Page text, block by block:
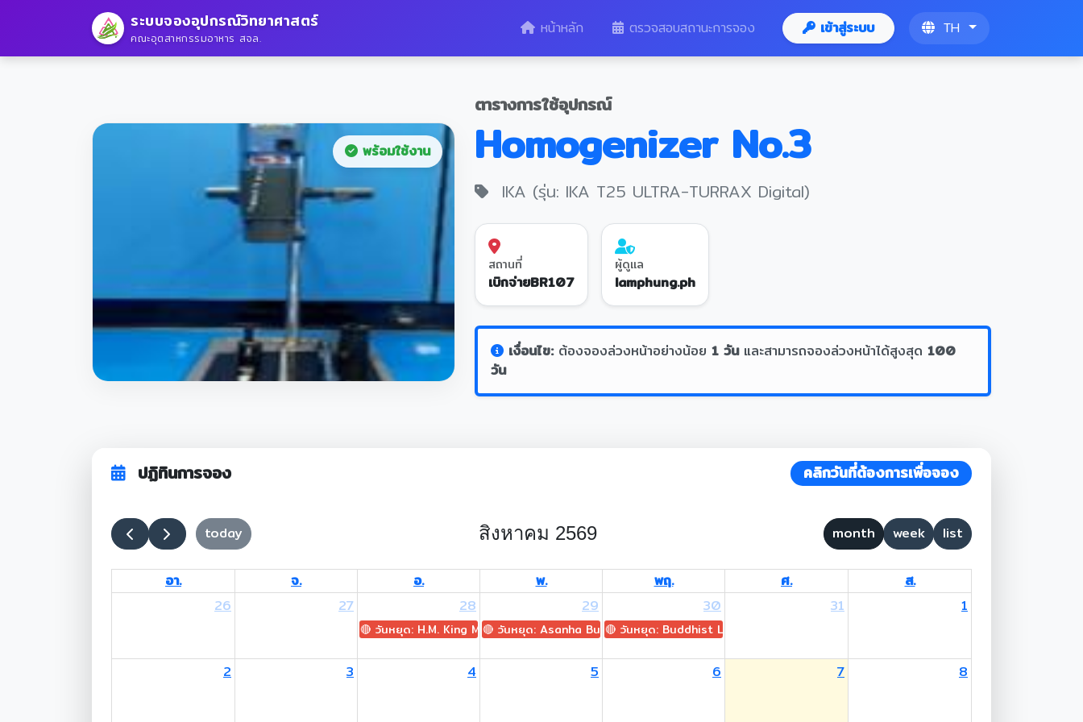
ระบบจองอุปกรณ์วิทยาศาสตร์
คณะอุตสาหกรรมอาหาร สจล.
หน้าหลัก ตรวจสอบสถานะการจอง เข้าสู่ระบบ TH
พร้อมใช้งาน
ตารางการใช้อุปกรณ์
Homogenizer No.3
IKA (รุ่น: IKA T25 ULTRA-TURRAX Digital)
สถานที่
เบิกจ่ายBR107
ผู้ดูแล
lamphung.ph
เงื่อนไข:ต้องจองล่วงหน้าอย่างน้อย 1 วันและสามารถจองล่วงหน้าได้สูงสุด 100
วัน
ปฏิทินการจอง คลิกวันที่ต้องการเพื่อจอง
today สิงหาคม 2569 month week list
อา. จ. อ. พ. พฤ. ศ.
ส.
26
27 28
🔴 วันหยุด: H.M. King Maha Vajiralongkorn's Birthday
29
🔴 วันหยุด: Asanha Bucha Day
30
🔴 วันหยุด: Buddhist Lent Day
31 1
2 3 4 5 6 7 8